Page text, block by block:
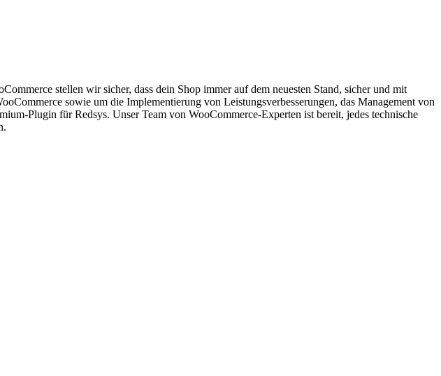
stellen wir sicher, dass dein Shop immer auf dem neuesten Stand, sicher und mit
sowie um die Implementierung von Leistungsverbesserungen, das Management von
Plugin für Redsys. Unser Team von WooCommerce-Experten ist bereit, jedes technische